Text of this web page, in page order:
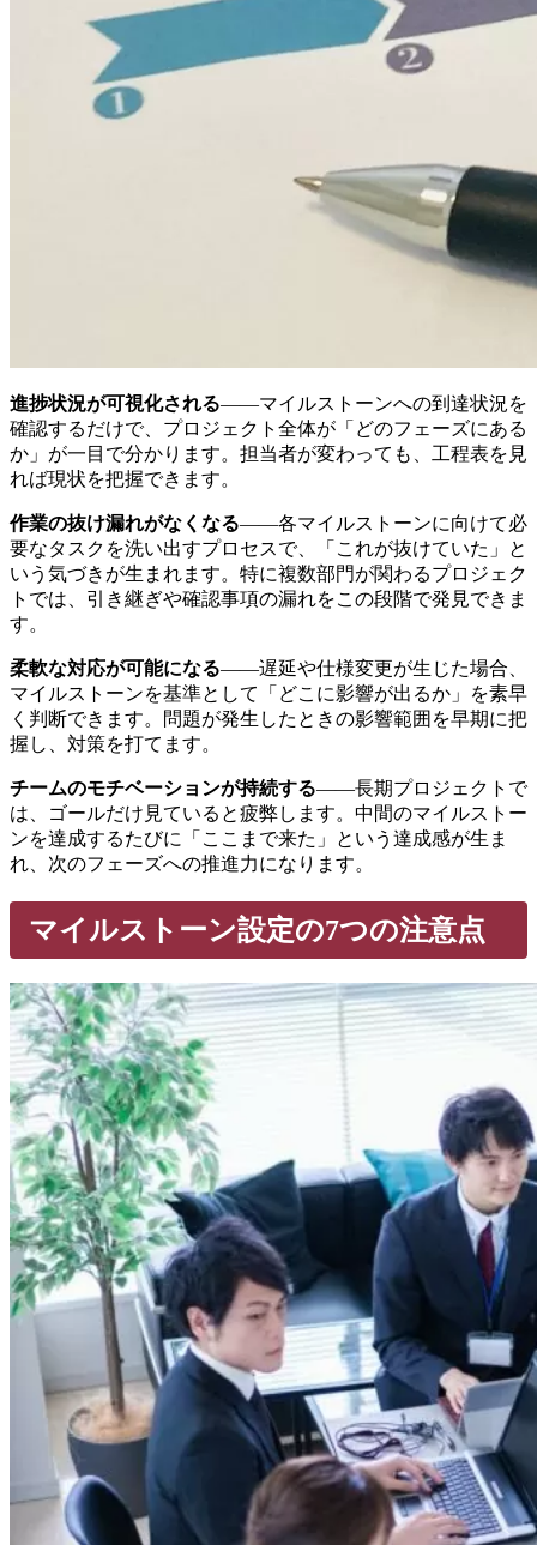
進捗状況が可視化される——マイルストーンへの到達状況を
確認するだけで、プロジェクト全体が「どのフェーズにある
か」が一目で分かります。担当者が変わっても、工程表を見
れば現状を把握できます。
作業の抜け漏れがなくなる——各マイルストーンに向けて必
要なタスクを洗い出すプロセスで、「これが抜けていた」と
いう気づきが生まれます。特に複数部門が関わるプロジェク
トでは、引き継ぎや確認事項の漏れをこの段階で発見できま
す。
柔軟な対応が可能になる——遅延や仕様変更が生じた場合、
マイルストーンを基準として「どこに影響が出るか」を素早
く判断できます。問題が発生したときの影響範囲を早期に把
握し、対策を打てます。
チームのモチベーションが持続する——長期プロジェクトで
は、ゴールだけ見ていると疲弊します。中間のマイルストー
ンを達成するたびに「ここまで来た」という達成感が生ま
れ、次のフェーズへの推進力になります。
マイルストーン設定の7つの注意点